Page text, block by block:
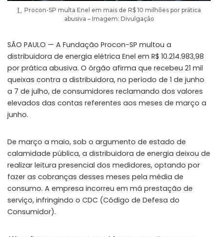
Procon-SP multa Enel em mais de R$ 10 milhões por prática
abusiva – Imagem: Divulgação
SÃO PAULO — A Fundação Procon-SP multou a
distribuidora de energia elétrica Enel em R$ 10.214.983,98
por prática abusiva. O órgão afirma que recebeu 21 mil
queixas contra a distribuidora, no período de 1 de junho
a 7 de julho, de consumidores reclamando dos valores
elevados das contas referentes aos meses de março a
junho.
De março a maio, sob o argumento de estado de
calamidade pública, a distribuidora de energia deixou de
realizar leitura presencial dos medidores, optando por
fazer as cobranças desses meses pela média de
consumo. A empresa incorreu em má prestação de
serviço, infringindo o CDC (Código de Defesa do
Consumidor).